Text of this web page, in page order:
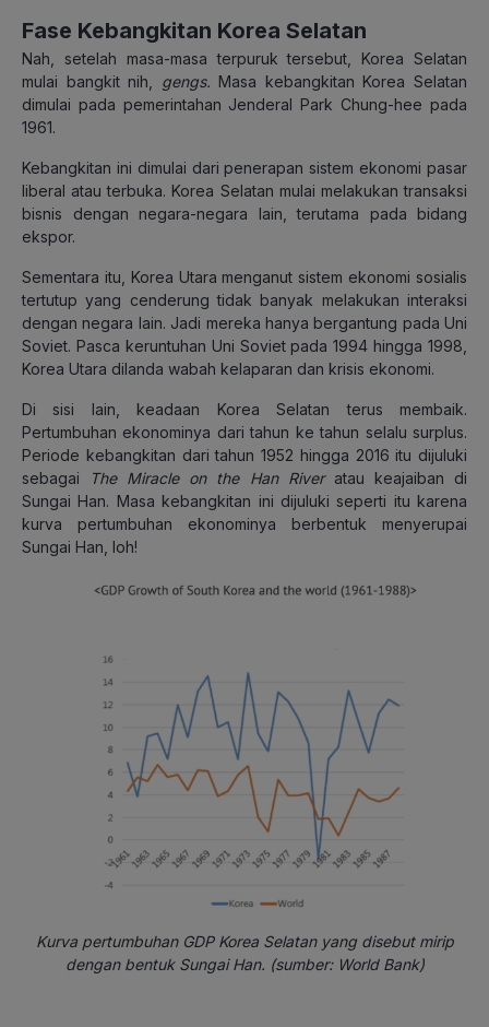
Fase Kebangkitan Korea Selatan
Nah, setelah masa-masa terpuruk tersebut, Korea Selatan
mulai bangkit nih, gengs. Masa kebangkitan Korea Selatan
dimulai pada pemerintahan Jenderal Park Chung-hee pada
1961.
Kebangkitan ini dimulai dari penerapan sistem ekonomi pasar
liberal atau terbuka. Korea Selatan mulai melakukan transaksi
bisnis dengan negara-negara lain, terutama pada bidang
ekspor.
Sementara itu, Korea Utara menganut sistem ekonomi sosialis
tertutup yang cenderung tidak banyak melakukan interaksi
dengan negara lain. Jadi mereka hanya bergantung pada Uni
Soviet. Pasca keruntuhan Uni Soviet pada 1994 hingga 1998,
Korea Utara dilanda wabah kelaparan dan krisis ekonomi.
Di sisi lain, keadaan Korea Selatan terus membaik.
Pertumbuhan ekonominya dari tahun ke tahun selalu surplus.
Periode kebangkitan dari tahun 1952 hingga 2016 itu dijuluki
sebagai
The Miracle on the Han River atau keajaiban di
Sungai Han. Masa kebangkitan ini dijuluki seperti itu karena
kurva pertumbuhan ekonominya berbentuk menyerupai
Sungai Han, loh!
Kurva pertumbuhan GDP Korea Selatan yang disebut mirip
dengan bentuk Sungai Han. (sumber: World Bank)